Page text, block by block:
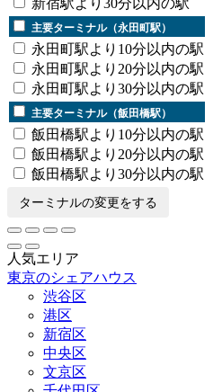
新宿駅より30分以内の駅
主要ターミナル（永田町駅）
永田町駅より10分以内の駅
永田町駅より20分以内の駅
永田町駅より30分以内の駅
主要ターミナル（飯田橋駅）
飯田橋駅より10分以内の駅
飯田橋駅より20分以内の駅
飯田橋駅より30分以内の駅
ターミナルの変更をする
人気エリア
東京のシェアハウス
渋谷区
港区
新宿区
中央区
文京区